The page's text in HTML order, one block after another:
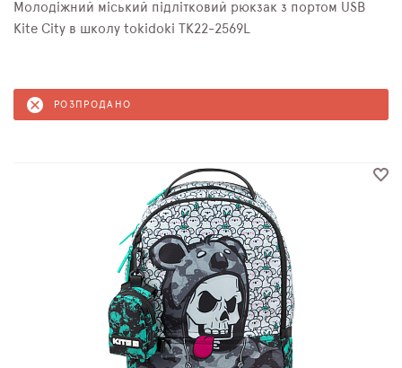
Молодіжний міський підлітковий рюкзак з портом USB
Kite City в школу tokidoki TK22-2569L
РОЗПРОДАНО